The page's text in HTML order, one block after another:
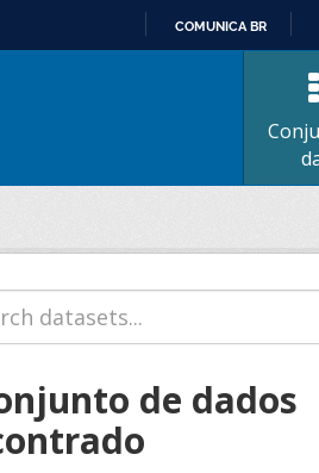
CONTEÚDO
COMUNICA BR
de dados